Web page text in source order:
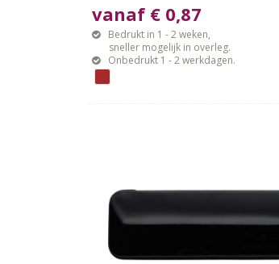
vanaf € 0,87
Bedrukt in 1 - 2 weken,
sneller mogelijk in overleg.
Onbedrukt 1 - 2 werkdagen.